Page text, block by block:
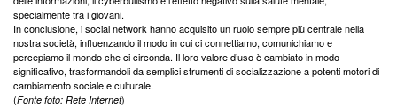
specialmente tra i giovani.
In conclusione, i social network hanno acquisito un ruolo sempre più centrale nella
nostra società, influenzando il modo in cui ci connettiamo, comunichiamo e
percepiamo il mondo che ci circonda. Il loro valore d’uso è cambiato in modo
significativo, trasformandoli da semplici strumenti di socializzazione a potenti motori di
cambiamento sociale e culturale.
(Fonte foto: Rete Internet)